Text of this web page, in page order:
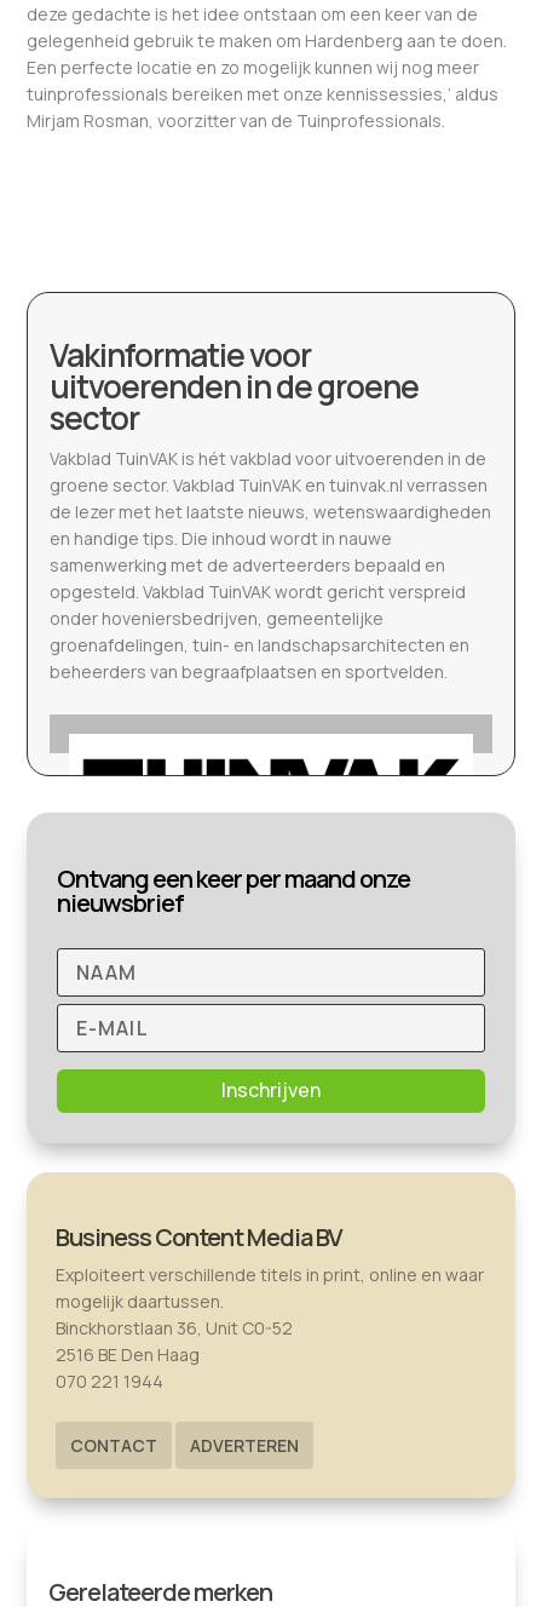
deze gedachte is het idee ontstaan om een keer van de
gelegenheid gebruik te maken om Hardenberg aan te doen.
Een perfecte locatie en zo mogelijk kunnen wij nog meer
tuinprofessionals bereiken met onze kennissessies,’ aldus
Mirjam Rosman, voorzitter van de Tuinprofessionals.
Vakinformatie voor
uitvoerenden in de groene
sector
Vakblad TuinVAK is hét vakblad voor uitvoerenden in de
groene sector. Vakblad TuinVAK en tuinvak.nl verrassen
de lezer met het laatste nieuws, wetenswaardigheden
en handige tips. Die inhoud wordt in nauwe
samenwerking met de adverteerders bepaald en
opgesteld. Vakblad TuinVAK wordt gericht verspreid
onder hoveniersbedrijven, gemeentelijke
groenafdelingen, tuin- en landschapsarchitecten en
beheerders van begraafplaatsen en sportvelden.
Ontvang een keer per maand onze
nieuwsbrief
Inschrijven
Business Content Media BV
Exploiteert verschillende titels in print, online en waar
mogelijk daartussen.
Binckhorstlaan 36, Unit C0-52
2516 BE Den Haag
070 221 1944
CONTACT ADVERTEREN
Gerelateerde merken